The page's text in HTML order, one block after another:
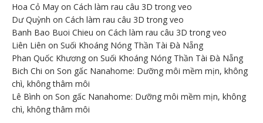
Hoa Cỏ May on Cách làm rau câu 3D trong veo
Dư Quỳnh on Cách làm rau câu 3D trong veo
Banh Bao Buoi Chieu on Cách làm rau câu 3D trong veo
Liên Liên on Suối Khoáng Nóng Thần Tài Đà Nẵng
Phan Quốc Khương on Suối Khoáng Nóng Thần Tài Đà Nẵng
Bich Chi on Son gấc Nanahome: Dưỡng môi mềm mịn, không
chì, không thâm môi
Lê Bình on Son gấc Nanahome: Dưỡng môi mềm mịn, không
chì, không thâm môi